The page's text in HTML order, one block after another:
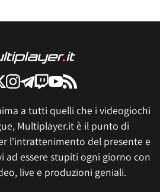
a tutti quelli che i videogiochi
Multiplayer.it è il punto di
l'intrattenimento del presente e
ad essere stupiti ogni giorno con
live e produzioni geniali.